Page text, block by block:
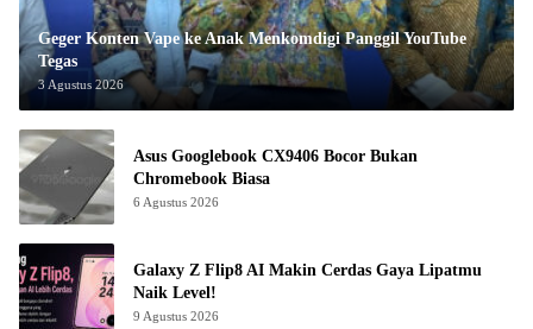
Geger Konten Vape ke Anak Menkomdigi Panggil YouTube
Tegas
3 Agustus 2026
Asus Googlebook CX9406 Bocor Bukan
Chromebook Biasa
6 Agustus 2026
Galaxy Z Flip8 AI Makin Cerdas Gaya Lipatmu
Naik Level!
9 Agustus 2026